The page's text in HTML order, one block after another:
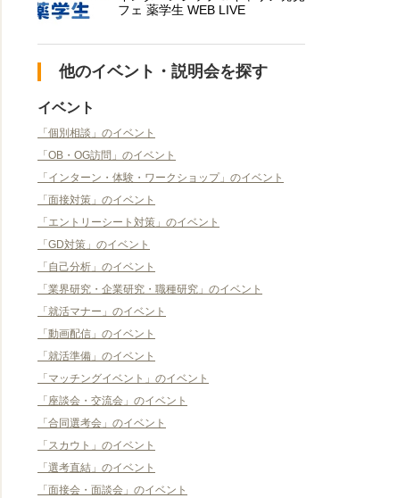
フェ 薬学生 WEB LIVE
他のイベント・説明会を探す
イベント
「個別相談」のイベント
「OB・OG訪問」のイベント
「インターン・体験・ワークショップ」のイベント
「面接対策」のイベント
「エントリーシート対策」のイベント
「GD対策」のイベント
「自己分析」のイベント
「業界研究・企業研究・職種研究」のイベント
「就活マナー」のイベント
「動画配信」のイベント
「就活準備」のイベント
「マッチングイベント」のイベント
「座談会・交流会」のイベント
「合同選考会」のイベント
「スカウト」のイベント
「選考直結」のイベント
「面接会・面談会」のイベント